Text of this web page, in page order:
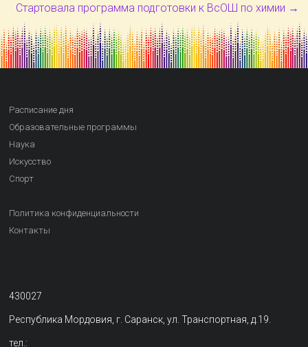
Стартовала программа подготовки к ВсОШ по химии →
Расписание дня
Образовательные программы
Наука
Искусство
Спорт
Политика конфиденциальности
Контакты
430027
Республика Мордовия, г. Саранск, ул. Транспортная, д.19.
тел.: